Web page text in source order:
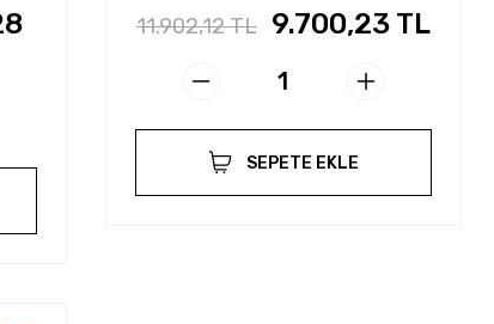
11.902,12 TL 9.700,23 TL
SEPETE EKLE